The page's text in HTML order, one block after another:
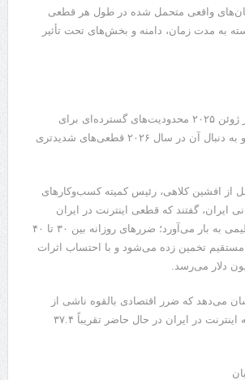
واقعی متحمل شده در طول هر قطعی
به مدت زمان، دامنه و بخش‌های تحت تأثیر
مقامات رژِیم ایران در ژوئن ۲۰۲۵ محدودیت‌های گسترده‌ای برای
اینترنت اعمال کردند و به دنبال آن در سال ۲۰۲۶ قطعی‌های شدیدتری
از افشین کلاهی، رئیس کمیته کسب‌وکارهای
ایران، گفتند که قطعی اینترنت در ایران
خسارات اقتصادی عظیمی به بار می‌آورد؛ ضررهای روزانه بین ۳۰ تا ۴۰
مستقیم تخمین زده می‌شود و با احتساب اثرات
می‌دهد که ضرر اقتصادی بالقوه ناشی از
قطعی کامل ۲۴ ساعته اینترنت در ایران در حال حاضر تقریباً ۳۷.۴